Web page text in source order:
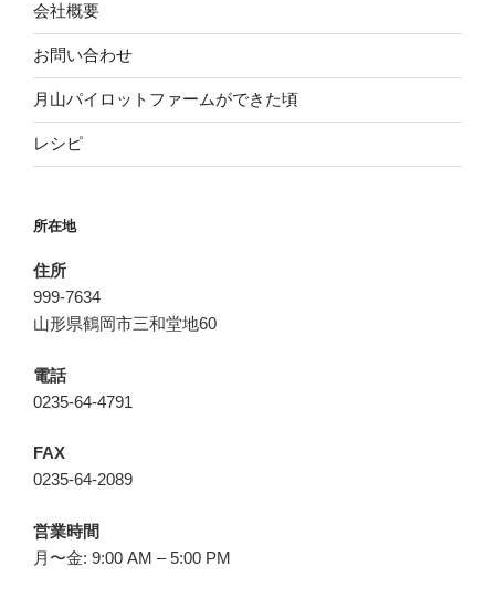
会社概要
お問い合わせ
月山パイロットファームができた頃
レシピ
所在地
住所
999-7634
山形県鶴岡市三和堂地60
電話
0235-64-4791
FAX
0235-64-2089
営業時間
月〜金: 9:00 AM – 5:00 PM